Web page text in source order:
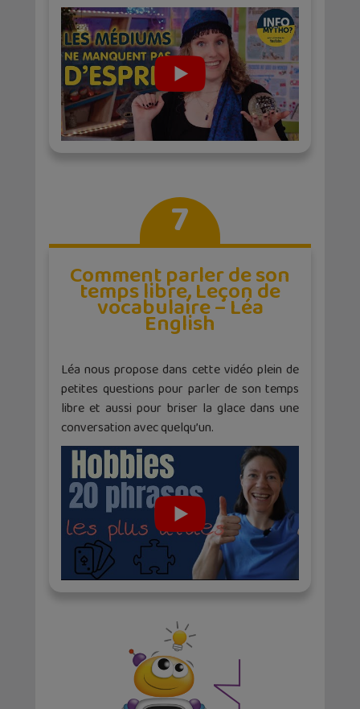
7
Comment parler de son
temps libre, Leçon de
vocabulaire – Léa
English
Léa nous propose dans cette vidéo plein de
petites questions pour parler de son temps
libre et aussi pour briser la glace dans une
conversation avec quelqu’un.